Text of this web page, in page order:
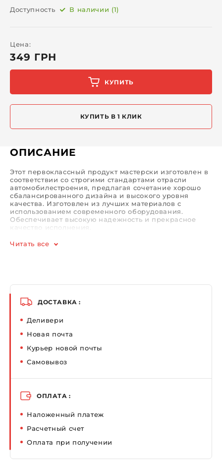
Доступность В наличии (1)
Цена:
349 ГРН
КУПИТЬ
КУПИТЬ В 1 КЛИК
ОПИСАНИЕ
Этот первоклассный продукт мастерски изготовлен в
соответствии со строгими стандартами отрасли
автомобилестроения, предлагая сочетание хорошо
сбалансированного дизайна и высокого уровня
качества. Изготовлен из лучших материалов с
использованием современного оборудования.
Обеспечивает высокую надежность и прекрасное
качество исполнения.
Читать все
ДОСТАВКА :
Деливери
Новая почта
Курьер новой почты
Самовывоз
ОПЛАТА :
Наложенный платеж
Расчетный счет
Оплата при получении